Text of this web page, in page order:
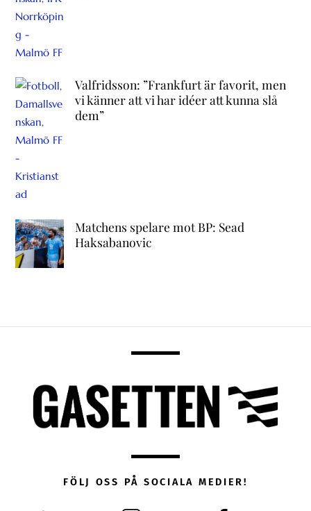
Valfridsson: ”Frankfurt är favorit, men
vi känner att vi har idéer att kunna slå
dem”
Matchens spelare mot BP: Sead
Haksabanovic
FÖLJ OSS PÅ SOCIALA MEDIER!